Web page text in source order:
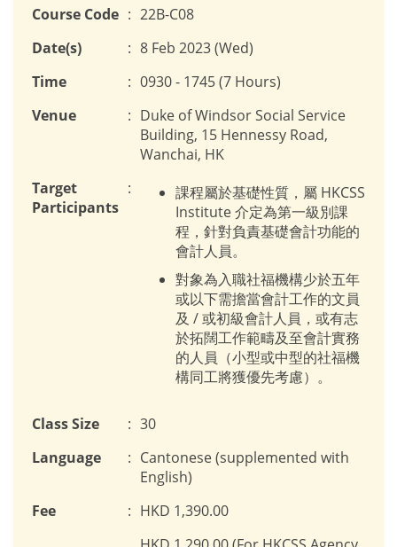
Course Code : 22B-C08
Date(s)
: 8 Feb 2023 (Wed)
Time
: 0930 - 1745 (7 Hours)
Venue
: Duke of Windsor Social Service
Building, 15 Hennessy Road,
Wanchai, HK
Target
Participants
:
課程屬於基礎性質，屬 HKCSS
Institute 介定為第一級別課
程，針對負責基礎會計功能的
會計人員。
對象為入職社福機構少於五年
或以下需擔當會計工作的文員
及 / 或初級會計人員，或有志
於拓闊工作範疇及至會計實務
的人員（小型或中型的社福機
構同工將獲優先考慮）。
Class Size : 30
Language
: Cantonese (supplemented with
English)
Fee
: HKD 1,390.00